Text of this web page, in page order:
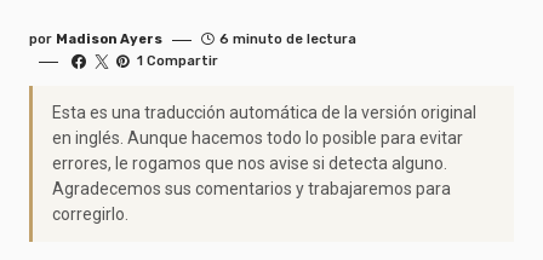
por Madison Ayers
6 minuto de lectura
1 Compartir
Esta es una traducción automática de la versión original
en inglés. Aunque hacemos todo lo posible para evitar
errores, le rogamos que nos avise si detecta alguno.
Agradecemos sus comentarios y trabajaremos para
corregirlo.